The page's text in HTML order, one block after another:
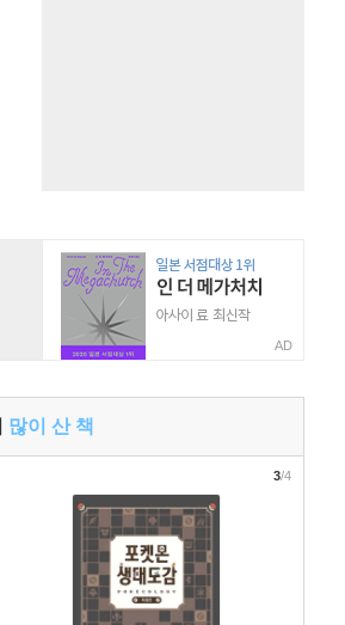
AD
많이 산 책
3/4